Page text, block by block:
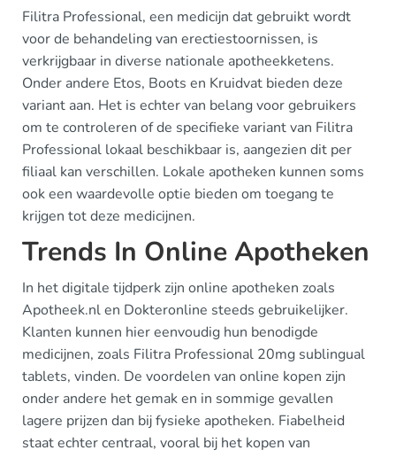
Filitra Professional, een medicijn dat gebruikt wordt
voor de behandeling van erectiestoornissen, is
verkrijgbaar in diverse nationale apotheekketens.
Onder andere Etos, Boots en Kruidvat bieden deze
variant aan. Het is echter van belang voor gebruikers
om te controleren of de specifieke variant van Filitra
Professional lokaal beschikbaar is, aangezien dit per
filiaal kan verschillen. Lokale apotheken kunnen soms
ook een waardevolle optie bieden om toegang te
krijgen tot deze medicijnen.
Trends In Online Apotheken
In het digitale tijdperk zijn online apotheken zoals
Apotheek.nl en Dokteronline steeds gebruikelijker.
Klanten kunnen hier eenvoudig hun benodigde
medicijnen, zoals Filitra Professional 20mg sublingual
tablets, vinden. De voordelen van online kopen zijn
onder andere het gemak en in sommige gevallen
lagere prijzen dan bij fysieke apotheken. Fiabelheid
staat echter centraal, vooral bij het kopen van